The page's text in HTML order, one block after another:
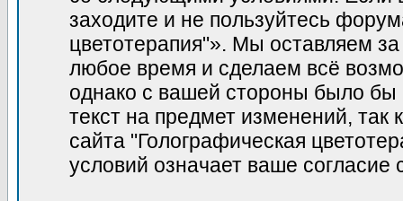
заходите и не пользуйтесь
цветотерапия"». Мы оставляем
любое время и сделаем всё
однако с вашей стороны было бы
текст на предмет изменений,
сайта "Голографическая
условий означает ваше согласие